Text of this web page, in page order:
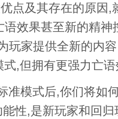
点及其存在的原因,
效果甚至新的精
玩家提供全新的内
,但拥有更强力亡
准模式后,你们将如
性,是新玩家和回